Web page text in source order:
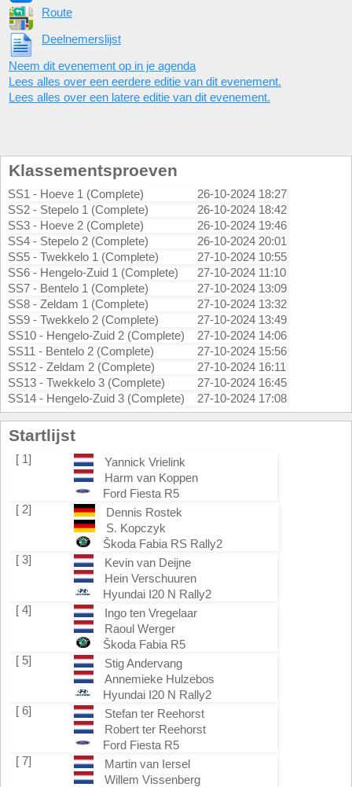
Route
Deelnemerslijst
Neem dit evenement op in je agenda
Lees alles over een eerdere editie van dit evenement.
Lees alles over een latere editie van dit evenement.
Klassementsproeven
SS1 - Hoeve 1 (Complete)
26-10-2024 18:27
SS2 - Stepelo 1 (Complete)
26-10-2024 18:42
SS3 - Hoeve 2 (Complete)
26-10-2024 19:46
SS4 - Stepelo 2 (Complete)
26-10-2024 20:01
SS5 - Twekkelo 1 (Complete)
27-10-2024 10:55
SS6 - Hengelo-Zuid 1 (Complete)
27-10-2024 11:10
SS7 - Bentelo 1 (Complete)
27-10-2024 13:09
SS8 - Zeldam 1 (Complete)
27-10-2024 13:32
SS9 - Twekkelo 2 (Complete)
27-10-2024 13:49
SS10 - Hengelo-Zuid 2 (Complete)
27-10-2024 14:06
SS11 - Bentelo 2 (Complete)
27-10-2024 15:56
SS12 - Zeldam 2 (Complete)
27-10-2024 16:11
SS13 - Twekkelo 3 (Complete)
27-10-2024 16:45
SS14 - Hengelo-Zuid 3 (Complete)
27-10-2024 17:08
Startlijst
[ 1]
Yannick Vrielink
Harm van Koppen
Ford Fiesta R5
[ 2]
Dennis Rostek
S. Kopczyk
Škoda Fabia RS Rally2
[ 3]
Kevin van Deijne
Hein Verschuuren
Hyundai I20 N Rally2
[ 4]
Ingo ten Vregelaar
Raoul Werger
Škoda Fabia R5
[ 5]
Stig Andervang
Annemieke Hulzebos
Hyundai I20 N Rally2
[ 6]
Stefan ter Reehorst
Robert ter Reehorst
Ford Fiesta R5
[ 7]
Martin van Iersel
Willem Vissenberg